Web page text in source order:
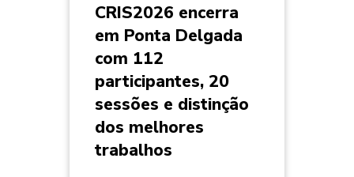
CRIS2026 encerra
em Ponta Delgada
com 112
participantes, 20
sessões e distinção
dos melhores
trabalhos